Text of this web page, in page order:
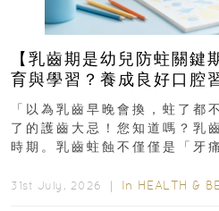
【乳齒期是幼兒防蛀關鍵
育與學習？養成良好口腔習慣， 舒適
瑯質 兒童牙膏防護指南
「以為乳齒早晚會換，蛀了都
了的護齒大忌！您知道嗎？乳
時期。乳齒蛀蝕不僅僅是「牙
31st July, 2026 ｜ In HEALTH &